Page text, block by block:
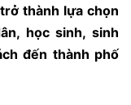
thành lựa chọn
học sinh, sinh
đến thành phố